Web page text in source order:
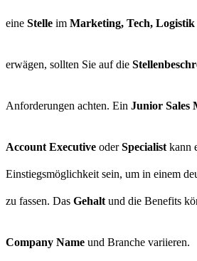
eine Stelle im Marketing, Tech, Logistik
erwägen, sollten Sie auf die
Anforderungen achten. Ein Junior Sales
Account Executive oderSpecialist kann
Einstiegsmöglichkeit sein, um in einem
zu fassen. Das Gehalt und die Benefits
Company Name und Branche variieren.